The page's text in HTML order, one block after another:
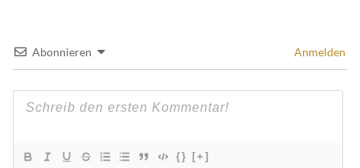
Abonnieren Anmelden
{} [+]